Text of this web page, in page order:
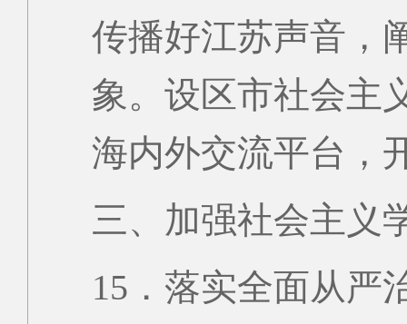
传播好江苏声音，
象。设区市社会主
海内外交流平台，
三、加强社会主义
15．落实全面从严